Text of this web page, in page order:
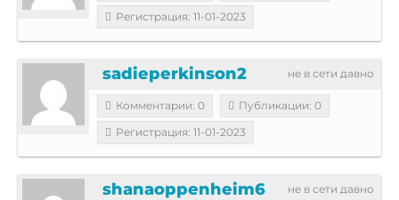
Регистрация: 11-01-2023
не в сети давно
sadieperkinson2
Комментарии: 0
Публикации: 0
Регистрация: 11-01-2023
не в сети давно
shanaoppenheim6